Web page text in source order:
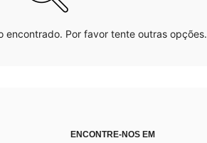
encontrado. Por favor tente outras opções.
ENCONTRE-NOS EM